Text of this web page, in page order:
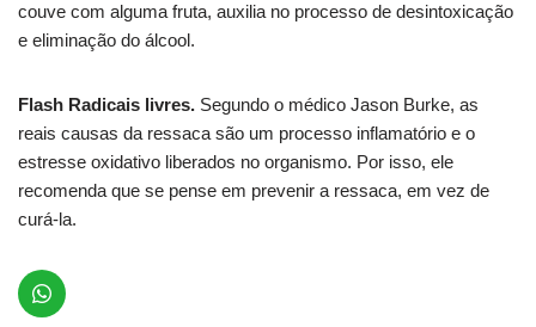
couve com alguma fruta, auxilia no processo de desintoxicação
e eliminação do álcool.
Flash Radicais livres. Segundo o médico Jason Burke, as
reais causas da ressaca são um processo inflamatório e o
estresse oxidativo liberados no organismo. Por isso, ele
recomenda que se pense em prevenir a ressaca, em vez de
curá-la.